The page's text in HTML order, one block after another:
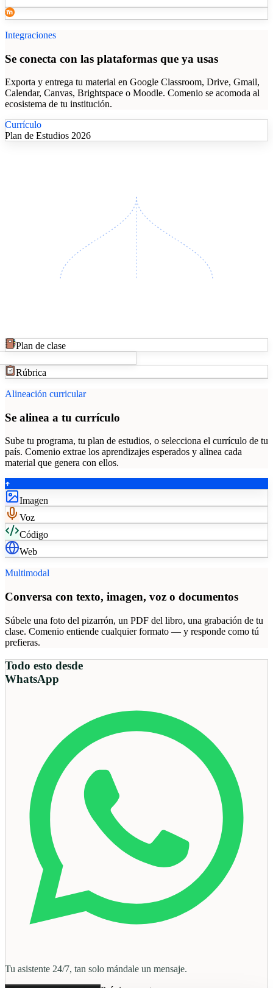
Integraciones
Se conecta con las plataformas que ya usas
Exporta y entrega tu material en Google Classroom, Drive, Gmail,
Calendar, Canvas, Brightspace o Moodle. Comenio se acomoda al
ecosistema de tu institución.
Currículo
Plan de Estudios 2026
Plan de clase
Rúbrica
Alineación curricular
Se alinea a tu currículo
Sube tu programa, tu plan de estudios, o selecciona el currículo de tu
país. Comenio extrae los aprendizajes esperados y alinea cada
material que genera con ellos.
Imagen
Voz
Código
Web
Multimodal
Conversa con texto, imagen, voz o documentos
Súbele una foto del pizarrón, un PDF del libro, una grabación de tu
clase. Comenio entiende cualquier formato — y responde como tú
prefieras.
Todo esto desde
WhatsApp
Tu asistente 24/7, tan solo mándale un mensaje.